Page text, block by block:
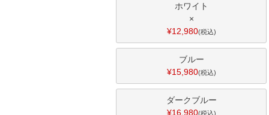
ホワイト
×
¥12,980 税込
ブルー
¥15,980 税込
ダークブルー
¥16,980 税込